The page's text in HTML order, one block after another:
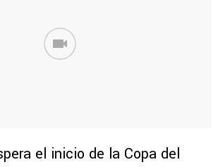
el inicio de la Copa del